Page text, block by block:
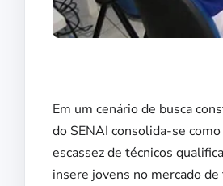
Em um cenário de busca
do SENAI consolida-se
escassez de técnicos
insere jovens no mercado